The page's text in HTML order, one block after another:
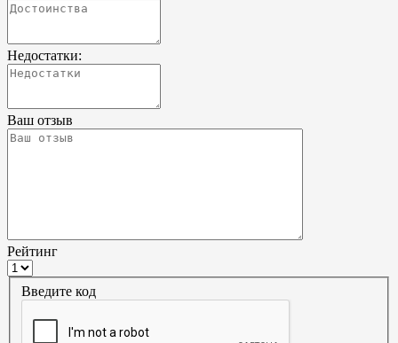
Недостатки:
Ваш отзыв
Рейтинг
Введите код